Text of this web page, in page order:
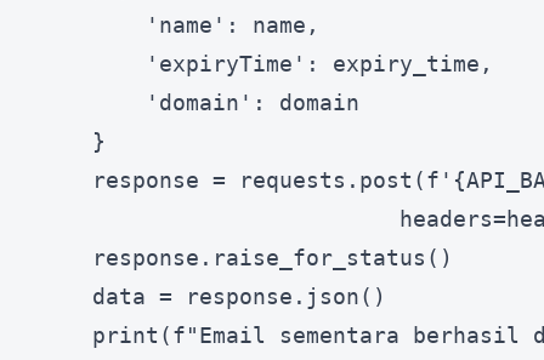
        'name': name,
        'expiryTime': expiry_time,
        'domain': domain
    }
response =
    response.raise_for_status()
    data = response.json()
print(f"Email sementara berhasil